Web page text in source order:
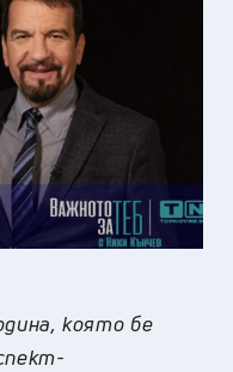
която бе